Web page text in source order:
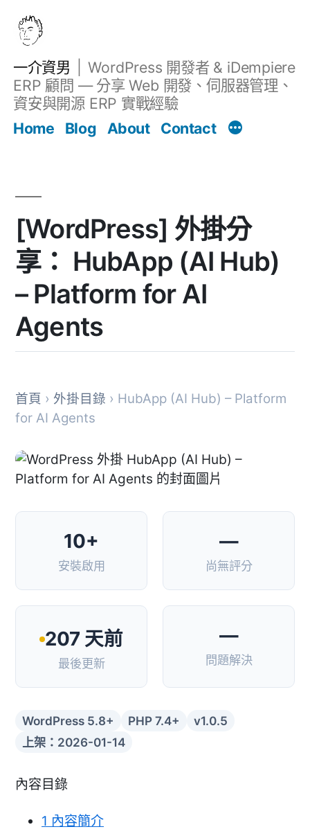
一介資男
WordPress 開發者 & iDempiere
ERP 顧問 — 分享 Web 開發、伺服器管理、
資安與開源 ERP 實戰經驗
Home
Blog About Contact
[WordPress] 外掛分
享： HubApp (AI Hub)
– Platform for AI
Agents
首頁 › 外掛目錄 › HubApp (AI Hub) – Platform
for AI Agents
10+
安裝啟用
—
尚無評分
207 天前
最後更新
—
問題解決
WordPress 5.8+ PHP 7.4+
v1.0.5
上架：2026-01-14
內容目錄
1 內容簡介
文章